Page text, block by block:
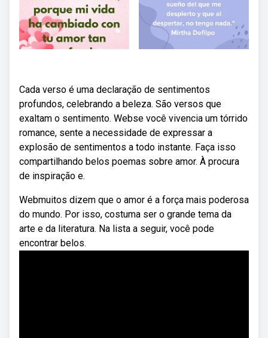
Cada verso é uma declaração de sentimentos
profundos, celebrando a beleza. São versos que
exaltam o sentimento. Webse você vivencia um tórrido
romance, sente a necessidade de expressar a
explosão de sentimentos a todo instante. Faça isso
compartilhando belos poemas sobre amor. À procura
de inspiração e.
Webmuitos dizem que o amor é a força mais poderosa
do mundo. Por isso, costuma ser o grande tema da
arte e da literatura. Na lista a seguir, você pode
encontrar belos.